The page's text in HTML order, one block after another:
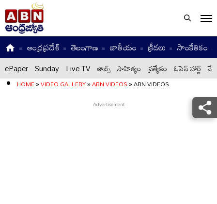
ఆంధ్రప్రదేశ్ తెలంగాణ జాతీయం క్రీడలు సాంకేతికం
ePaper Sunday Live TV జాబ్స్ సాహిత్యం ప్రత్యేకం ఓపెన్ హార్ట్
HOME»VIDEO GALLERY»ABN VIDEOS»ABN VIDEOS